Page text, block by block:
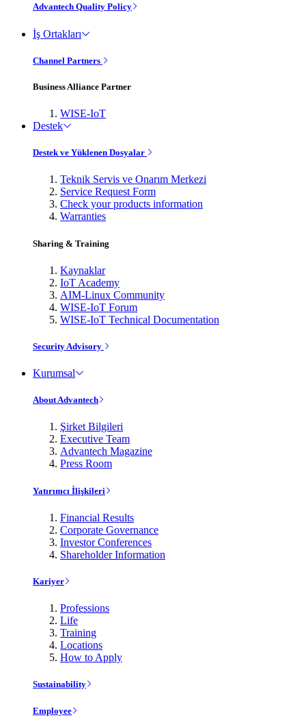
Advantech Quality Policy
İş Ortakları
Channel Partners
Business Alliance Partner
WISE-IoT
Destek
Destek ve Yüklenen Dosyalar
Teknik Servis ve Onarım Merkezi
Service Request Form
Check your products information
Warranties
Sharing & Training
Kaynaklar
IoT Academy
AIM-Linux Community
WISE-IoT Forum
WISE-IoT Technical Documentation
Security Advisory
Kurumsal
About Advantech
Şirket Bilgileri
Executive Team
Advantech Magazine
Press Room
Yatırımcı İlişkileri
Financial Results
Corporate Governance
Investor Conferences
Shareholder Information
Kariyer
Professions
Life
Training
Locations
How to Apply
Sustainability
Employee